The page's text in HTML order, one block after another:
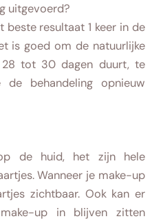
uitgevoerd?
resultaat 1 keer in de
is goed om de natuurlijke
28 tot 30 dagen duurt, te
behandeling opnieuw
de huid, het zijn hele
Wanneer je make-up
zichtbaar. Ook kan er
up in blijven zitten